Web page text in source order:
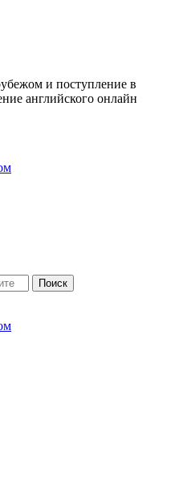
и поступление в
английского онлайн
Поиск